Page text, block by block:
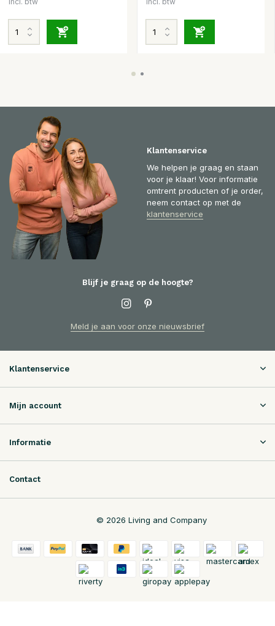
Klantenservice
We helpen je graag en staan
voor je klaar! Voor informatie
omtrent producten of je order,
neem contact op met de
klantenservice
Blijf je graag op de hoogte?
Meld je aan voor onze nieuwsbrief
Klantenservice
Mijn account
Informatie
Contact
© 2026 Living and Company